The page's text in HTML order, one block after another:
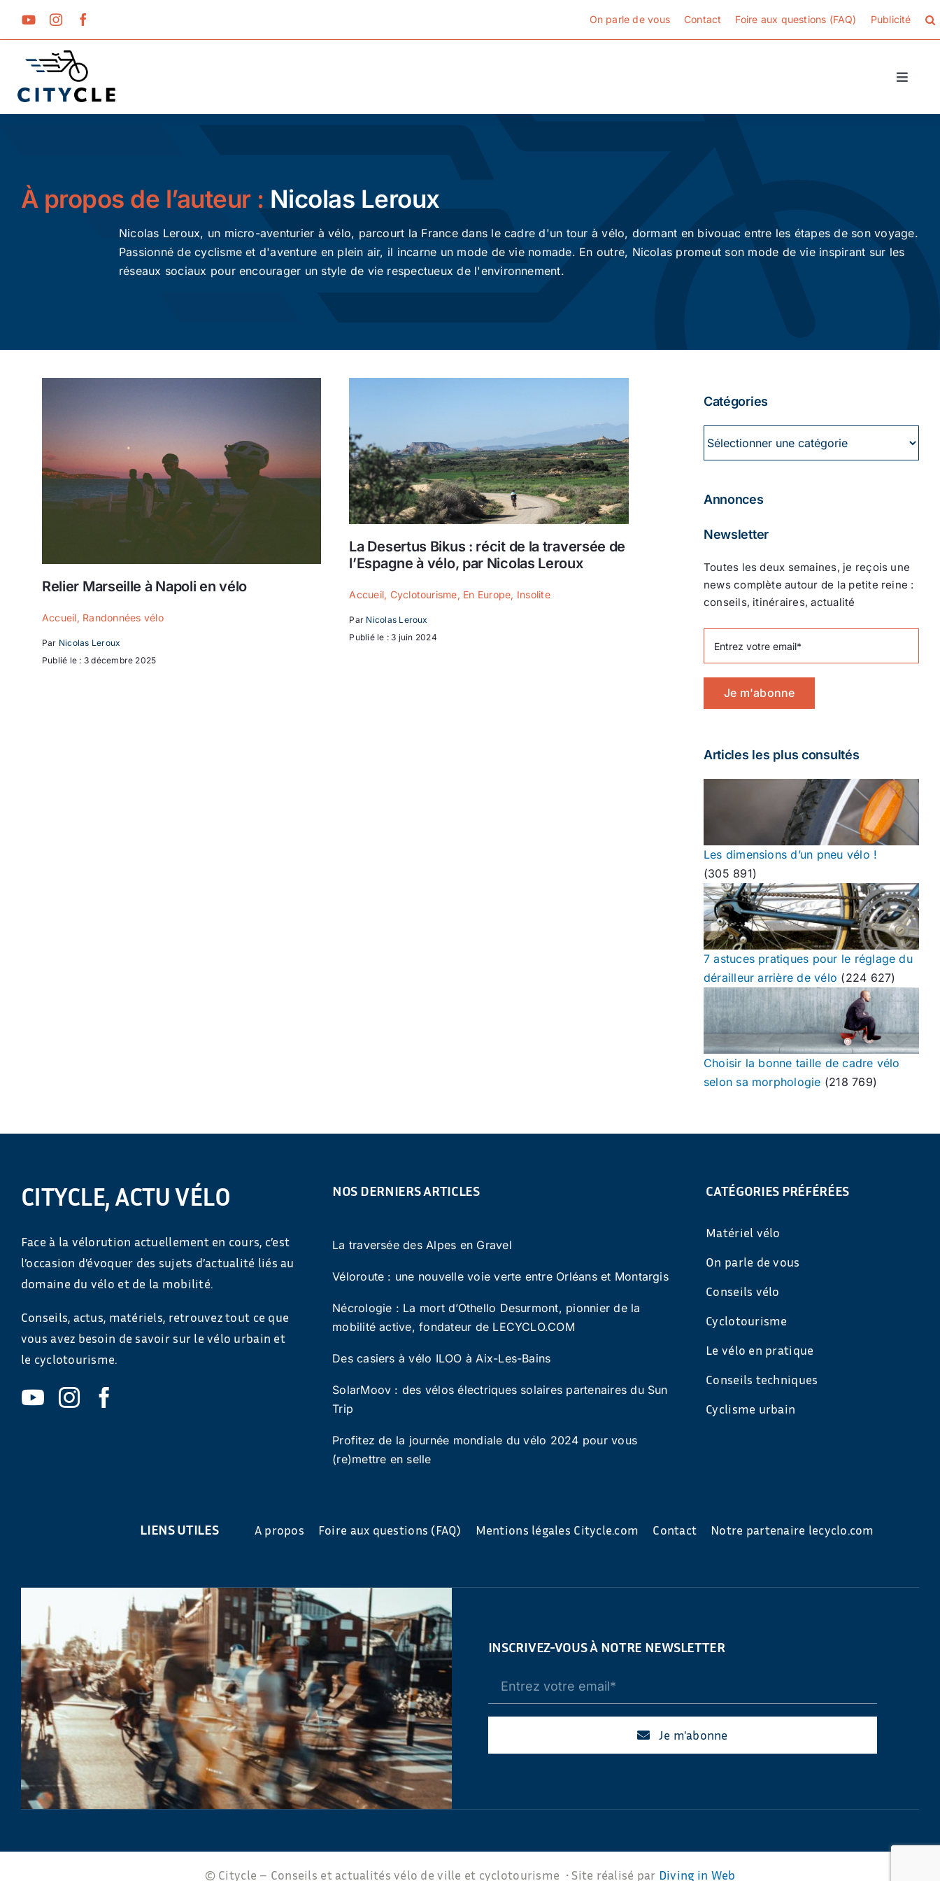
On parle de vous Contact Foire aux questions (FAQ) Publicité
Toggle
Cyclotourisme
Vélos de ville
Matériel
À propos de l’auteur : Nicolas Leroux
Nicolas Leroux, un micro-aventurier à vélo, parcourt la France dans le cadre d'un tour à vélo, dormant en bivouac entre les étapes de son voyage.
Passionné de cyclisme et d'aventure en plein air, il incarne un mode de vie nomade. En outre, Nicolas promeut son mode de vie inspirant sur les
réseaux sociaux pour encourager un style de vie respectueux de l'environnement.
Relier Marseille à Napoli en vélo
Accueil, Randonnées vélo
Par Nicolas Leroux
Publié le : 3 décembre 2025
La Desertus Bikus : récit de la traversée de
l’Espagne à vélo, par Nicolas Leroux
Accueil, Cyclotourisme, En Europe, Insolite
Par Nicolas Leroux
Publié le : 3 juin 2024
Catégories
Annonces
Newsletter
Toutes les deux semaines, je reçois une
news complète autour de la petite reine :
conseils, itinéraires, actualité
Je m'abonne
Articles les plus consultés
Les dimensions d’un pneu vélo !
(305 891)
7 astuces pratiques pour le réglage du
dérailleur arrière de vélo (224 627)
Choisir la bonne taille de cadre vélo
selon sa morphologie (218 769)
CITYCLE, ACTU VÉLO
Face à la vélorution actuellement en cours, c’est
l’occasion d’évoquer des sujets d’actualité liés au
domaine du vélo et de la mobilité.
Conseils, actus, matériels, retrouvez tout ce que
vous avez besoin de savoir sur le vélo urbain et
le cyclotourisme.
NOS DERNIERS ARTICLES
La traversée des Alpes en Gravel
Véloroute : une nouvelle voie verte entre Orléans et Montargis
Nécrologie : La mort d’Othello Desurmont, pionnier de la
mobilité active, fondateur de LECYCLO.COM
Des casiers à vélo ILOO à Aix-Les-Bains
SolarMoov : des vélos électriques solaires partenaires du Sun
Trip
Profitez de la journée mondiale du vélo 2024 pour vous
(re)mettre en selle
CATÉGORIES PRÉFÉRÉES
Matériel vélo
On parle de vous
Conseils vélo
Cyclotourisme
Le vélo en pratique
Conseils techniques
Cyclisme urbain
LIENS UTILES A propos Foire aux questions (FAQ) Mentions légales Citycle.com Contact Notre partenaire lecyclo.com
INSCRIVEZ-VOUS À NOTRE NEWSLETTER
Je m'abonne
© Citycle – Conseils et actualités vélo de ville et cyclotourisme • Site réalisé par Diving in Web